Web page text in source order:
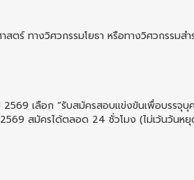
ร์ ทางวิศวกรรมโยธา หรือทางวิศวกรรมสำ
2569 เลือก “รับสมัครสอบแข่งขันเพื่อบรรจุบุ
สมัครได้ตลอด 24 ชั่วโมง (ไม่เว้นวันห